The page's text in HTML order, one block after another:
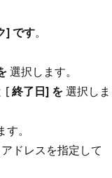
] です。
選択します。
[終了日] を選択しま
。
ドレスを指定して